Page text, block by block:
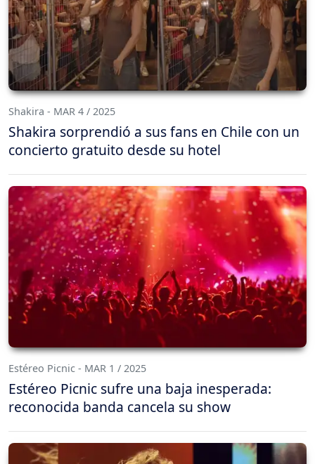
Shakira - MAR 4 / 2025
Shakira sorprendió a sus fans en Chile con un
concierto gratuito desde su hotel
Estéreo Picnic - MAR 1 / 2025
Estéreo Picnic sufre una baja inesperada:
reconocida banda cancela su show